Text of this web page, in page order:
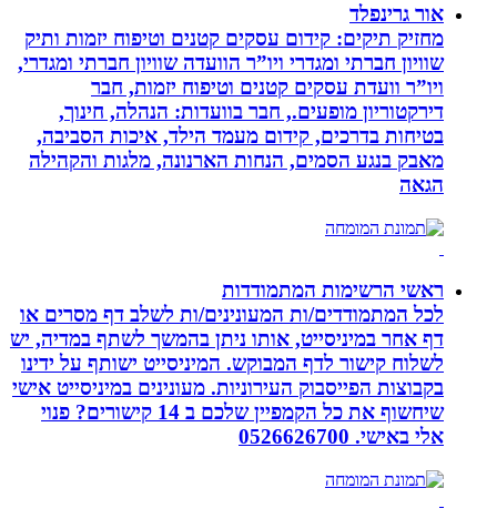
אור גרינפלד
מחזיק תיקים: קידום עסקים קטנים וטיפוח יזמות ותיק
שוויון חברתי ומגדרי ויו”ר הוועדה שוויון חברתי ומגדרי,
ויו”ר וועדת עסקים קטנים וטיפוח יזמות, חבר
דירקטוריון מופעים., חבר בוועדות: הנהלה, חינוך,
בטיחות בדרכים, קידום מעמד הילד, איכות הסביבה,
מאבק בנגע הסמים, הנחות הארנונה, מלגות והקהילה
ראשי הרשימות המתמודדות
לכל המתמודדים/ות המעונינים/ות לשלב דף מסרים או
דף אחר במיניסייט, אותו ניתן בהמשך לשתף במדיה, יש
לשלוח קישור לדף המבוקש. המיניסייט ישותף על ידינו
בקבוצות הפייסבוק העירוניות. מעונינים במיניסייט אישי
שיחשוף את כל הקמפיין שלכם ב 14 קישורים? פנוי
אלי באישי. 0526626700